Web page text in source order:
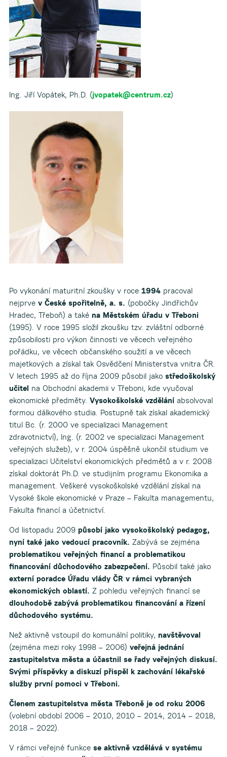
Ing. Jiří Vopátek, Ph.D. (jvopatek@centrum.cz)
Po vykonání maturitní zkoušky v roce 1994 pracoval
nejprve v České spořitelně, a. s. (pobočky Jindřichův
Hradec, Třeboň) a také na Městském úřadu v Třeboni
(1995). V roce 1995 složil zkoušku tzv. zvláštní odborné
způsobilosti pro výkon činnosti ve věcech veřejného
pořádku, ve věcech občanského soužití a ve věcech
majetkových a získal tak Osvědčení Ministerstva vnitra ČR.
V letech 1995 až do října 2009 působil jako středoškolský
učitel na Obchodní akademii v Třeboni, kde vyučoval
ekonomické předměty. Vysokoškolské vzdělání absolvoval
formou dálkového studia. Postupně tak získal akademický
titul Bc. (r. 2000 ve specializaci Management
zdravotnictví), Ing. (r. 2002 ve specializaci Management
veřejných služeb), v r. 2004 úspěšně ukončil studium ve
specializaci Učitelství ekonomických předmětů a v r. 2008
získal doktorát Ph.D. ve studijním programu Ekonomika a
management. Veškeré vysokoškolské vzdělání získal na
Vysoké škole ekonomické v Praze – Fakulta managementu,
Fakulta financí a účetnictví.
Od listopadu 2009 působí jako vysokoškolský pedagog,
nyní také jako vedoucí pracovník. Zabývá se zejména
problematikou veřejných financí a problematikou
financování důchodového zabezpečení. Působil také jako
externí poradce Úřadu vlády ČR v rámci vybraných
ekonomických oblastí. Z pohledu veřejných financí se
dlouhodobě zabývá problematikou financování a řízení
důchodového systému.
Než aktivně vstoupil do komunální politiky, navštěvoval
(zejména mezi roky 1998 – 2006) veřejná jednání
zastupitelstva města a účastnil se řady veřejných diskusí.
Svými příspěvky a diskuzí přispěl k zachování lékařské
služby první pomoci v Třeboni.
Členem zastupitelstva města Třeboně je od roku 2006
(volební období 2006 – 2010, 2010 – 2014, 2014 – 2018,
2018 – 2022).
V rámci veřejné funkce se aktivně vzdělává v systému